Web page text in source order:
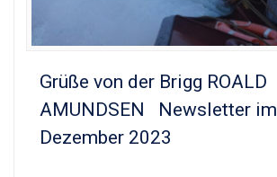
Grüße von der Brigg ROALD
AMUNDSEN Newsletter im
Dezember 2023